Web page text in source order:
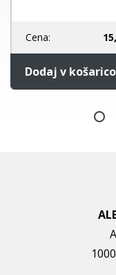
Cena:
Dodaj v košarico